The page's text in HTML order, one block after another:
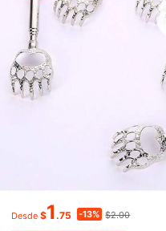
Desde $1 .75 -13% $2.00